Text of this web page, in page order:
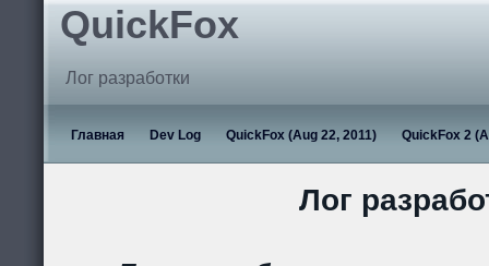
QuickFox
Лог разработки
Главная Dev Log QuickFox (Aug 22, 2011) QuickFox 2
Лог